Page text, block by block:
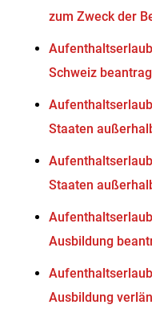
zum Zweck der
Schweiz
Staaten
Staaten
Ausbildung
Ausbildung